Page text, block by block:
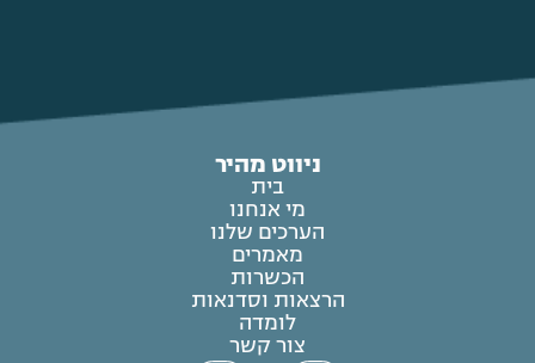
ניווט מהיר
בית
מי אנחנו
הערכים שלנו
מאמרים
הכשרות
הרצאות וסדנאות
לומדה
צור קשר